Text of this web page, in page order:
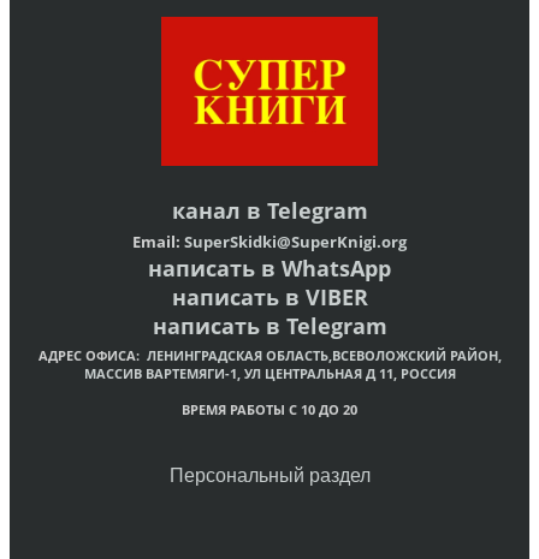
канал в Telegram
Email: SuperSkidki@SuperKnigi.org
написать в WhatsApp
написать в VIBER
написать в Telegram
АДРЕС ОФИСА: ЛЕНИНГРАДСКАЯ ОБЛАСТЬ,ВСЕВОЛОЖСКИЙ РАЙОН,
МАССИВ ВАРТЕМЯГИ-1, УЛ ЦЕНТРАЛЬНАЯ Д 11, РОССИЯ
ВРЕМЯ РАБОТЫ С 10 ДО 20
Персональный раздел